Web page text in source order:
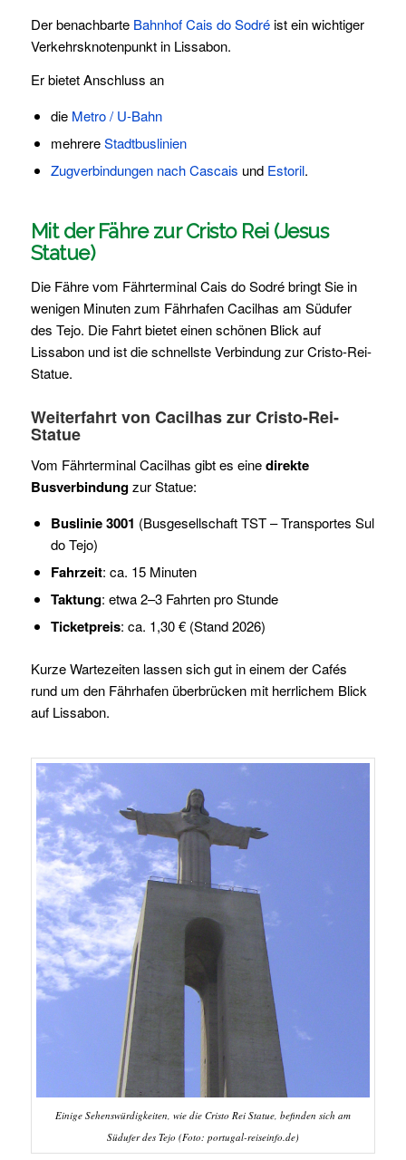
Der benachbarte Bahnhof Cais do Sodréist ein wichtiger
Verkehrsknotenpunkt in Lissabon.
Er bietet Anschluss an
dieMetro / U-Bahn
mehrereStadtbuslinien
Zugverbindungen nach Cascais und Estoril.
Mit der Fähre zur Cristo Rei (Jesus
Statue)
Die Fähre vom Fährterminal Cais do Sodré bringt Sie in
wenigen Minuten zum Fährhafen Cacilhas am Südufer
des Tejo. Die Fahrt bietet einen schönen Blick auf
Lissabon und ist die schnellste Verbindung zur Cristo-Rei-
Statue.
Weiterfahrt von Cacilhas zur Cristo-Rei-
Statue
Vom Fährterminal Cacilhas gibt es einedirekte
Busverbindungzur Statue:
Buslinie 3001 (Busgesellschaft TST – Transportes Sul
do Tejo)
Fahrzeit: ca. 15 Minuten
Taktung: etwa 2–3 Fahrten pro Stunde
Ticketpreis: ca. 1,30 € (Stand 2026)
Kurze Wartezeiten lassen sich gut in einem der Cafés
rund um den Fährhafen überbrücken mit herrlichem Blick
auf Lissabon.
Einige Sehenswürdigkeiten, wie die Cristo Rei Statue, befinden sich am
Südufer des Tejo (Foto: portugal-reiseinfo.de)